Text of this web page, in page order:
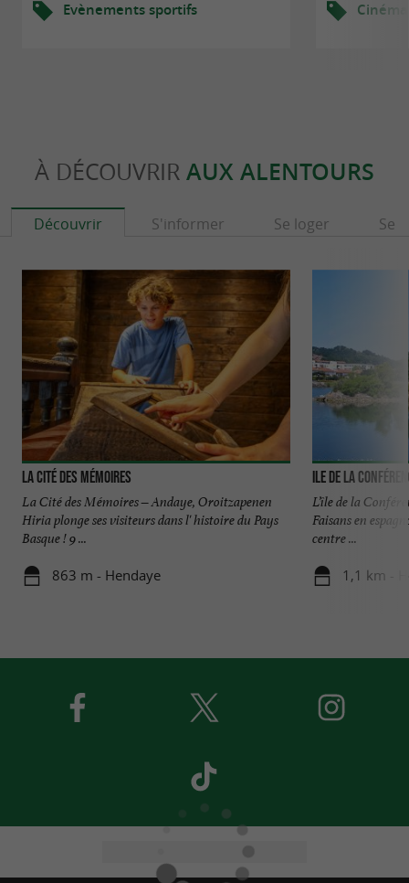
Evènements sportifs Cinéma
À DÉCOUVRIR AUX ALENTOURS
Découvrir S'informer Se loger Se
La cité des mémoires
La Cité des Mémoires – Andaye, Oroitzapenen
Hiria plonge ses visiteurs dans l' histoire du Pays
Basque ! 9 ...
863 m - Hendaye
Ile de la
L’île de la
Faisans en
centre ...
1,1 km -